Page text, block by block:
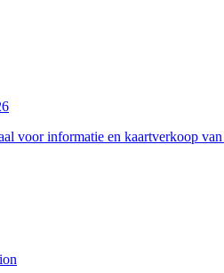
voor informatie en kaartverkoop